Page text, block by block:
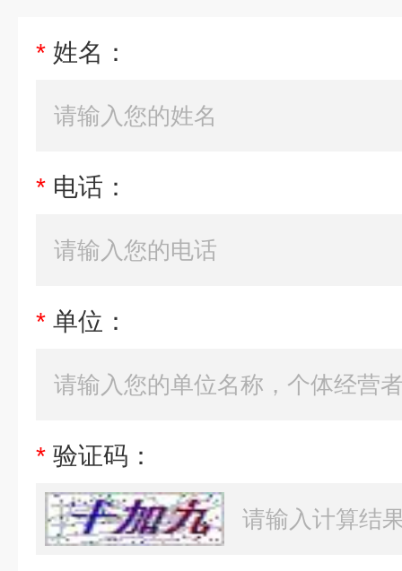
* 姓名：
* 电话：
* 单位：
* 验证码：